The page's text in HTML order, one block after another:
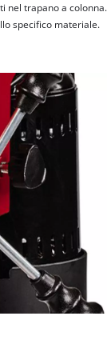
nel trapano a colonna.
specifico materiale.